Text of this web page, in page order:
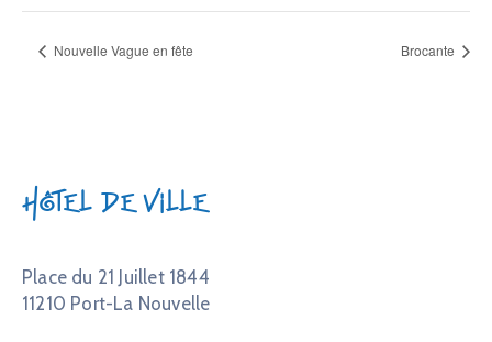
Nouvelle Vague en fête Brocante
Hôtel de Ville
Place du 21 Juillet 1844
11210 Port-La Nouvelle